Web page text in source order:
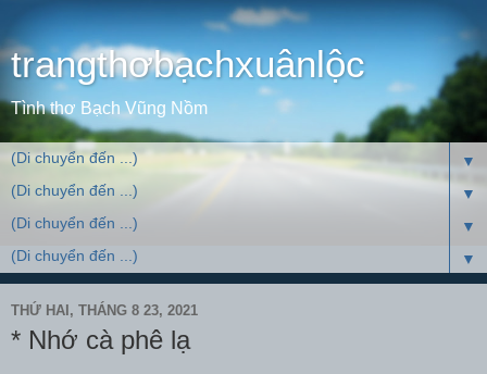
trangthơbạchxuânlộc
Tình thơ Bạch Vũng Nồm
▼
▼
▼
▼
THỨ HAI, THÁNG 8 23, 2021
* Nhớ cà phê lạ